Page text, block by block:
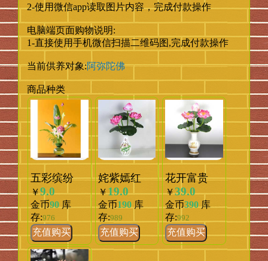
2-使用微信app读取图片内容，完成付款操作
电脑端页面购物说明:
1-直接使用手机微信扫描二维码图,完成付款操作
当前供养对象:阿弥陀佛
商品种类
五彩缤纷
￥9.0
金币90库
存:976
充值购买
姹紫嫣红
￥19.0
金币190库
存:989
充值购买
花开富贵
￥39.0
金币390库
存:992
充值购买